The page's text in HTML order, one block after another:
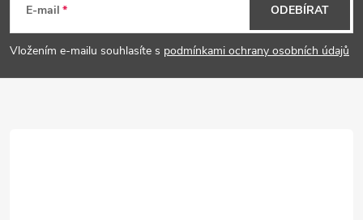
p
a
E-mail
Vložením e-mailu souhlasíte s podmínkami ochrany osobních údajů
ODEBÍRAT